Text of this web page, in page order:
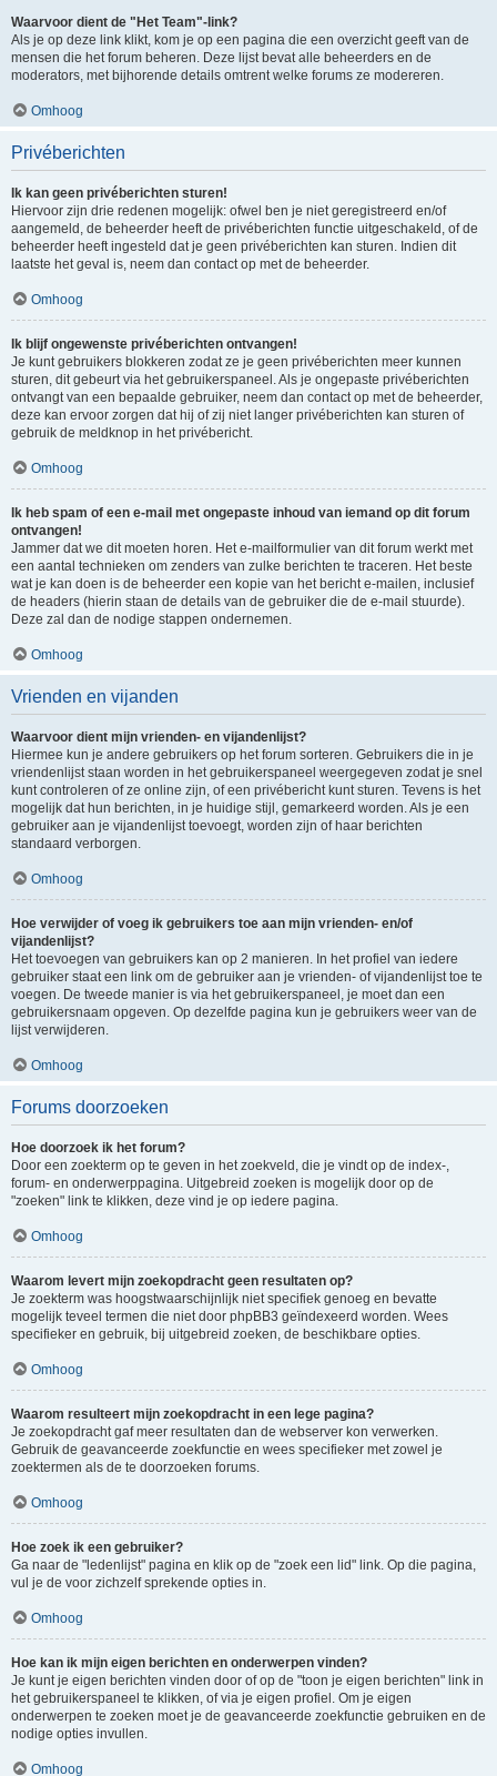
Waarvoor dient de "Het Team"-link?
Als je op deze link klikt, kom je op een pagina die een overzicht geeft van de
mensen die het forum beheren. Deze lijst bevat alle beheerders en de
moderators, met bijhorende details omtrent welke forums ze modereren.
Omhoog
Privéberichten
Ik kan geen privéberichten sturen!
Hiervoor zijn drie redenen mogelijk: ofwel ben je niet geregistreerd en/of
aangemeld, de beheerder heeft de privéberichten functie uitgeschakeld, of de
beheerder heeft ingesteld dat je geen privéberichten kan sturen. Indien dit
laatste het geval is, neem dan contact op met de beheerder.
Omhoog
Ik blijf ongewenste privéberichten ontvangen!
Je kunt gebruikers blokkeren zodat ze je geen privéberichten meer kunnen
sturen, dit gebeurt via het gebruikerspaneel. Als je ongepaste privéberichten
ontvangt van een bepaalde gebruiker, neem dan contact op met de beheerder,
deze kan ervoor zorgen dat hij of zij niet langer privéberichten kan sturen of
gebruik de meldknop in het privébericht.
Omhoog
Ik heb spam of een e-mail met ongepaste inhoud van iemand op dit forum
ontvangen!
Jammer dat we dit moeten horen. Het e-mailformulier van dit forum werkt met
een aantal technieken om zenders van zulke berichten te traceren. Het beste
wat je kan doen is de beheerder een kopie van het bericht e-mailen, inclusief
de headers (hierin staan de details van de gebruiker die de e-mail stuurde).
Deze zal dan de nodige stappen ondernemen.
Omhoog
Vrienden en vijanden
Waarvoor dient mijn vrienden- en vijandenlijst?
Hiermee kun je andere gebruikers op het forum sorteren. Gebruikers die in je
vriendenlijst staan worden in het gebruikerspaneel weergegeven zodat je snel
kunt controleren of ze online zijn, of een privébericht kunt sturen. Tevens is het
mogelijk dat hun berichten, in je huidige stijl, gemarkeerd worden. Als je een
gebruiker aan je vijandenlijst toevoegt, worden zijn of haar berichten
standaard verborgen.
Omhoog
Hoe verwijder of voeg ik gebruikers toe aan mijn vrienden- en/of
vijandenlijst?
Het toevoegen van gebruikers kan op 2 manieren. In het profiel van iedere
gebruiker staat een link om de gebruiker aan je vrienden- of vijandenlijst toe te
voegen. De tweede manier is via het gebruikerspaneel, je moet dan een
gebruikersnaam opgeven. Op dezelfde pagina kun je gebruikers weer van de
lijst verwijderen.
Omhoog
Forums doorzoeken
Hoe doorzoek ik het forum?
Door een zoekterm op te geven in het zoekveld, die je vindt op de index-,
forum- en onderwerppagina. Uitgebreid zoeken is mogelijk door op de
"zoeken" link te klikken, deze vind je op iedere pagina.
Omhoog
Waarom levert mijn zoekopdracht geen resultaten op?
Je zoekterm was hoogstwaarschijnlijk niet specifiek genoeg en bevatte
mogelijk teveel termen die niet door phpBB3 geïndexeerd worden. Wees
specifieker en gebruik, bij uitgebreid zoeken, de beschikbare opties.
Omhoog
Waarom resulteert mijn zoekopdracht in een lege pagina?
Je zoekopdracht gaf meer resultaten dan de webserver kon verwerken.
Gebruik de geavanceerde zoekfunctie en wees specifieker met zowel je
zoektermen als de te doorzoeken forums.
Omhoog
Hoe zoek ik een gebruiker?
Ga naar de "ledenlijst" pagina en klik op de "zoek een lid" link. Op die pagina,
vul je de voor zichzelf sprekende opties in.
Omhoog
Hoe kan ik mijn eigen berichten en onderwerpen vinden?
Je kunt je eigen berichten vinden door of op de "toon je eigen berichten" link in
het gebruikerspaneel te klikken, of via je eigen profiel. Om je eigen
onderwerpen te zoeken moet je de geavanceerde zoekfunctie gebruiken en de
nodige opties invullen.
Omhoog